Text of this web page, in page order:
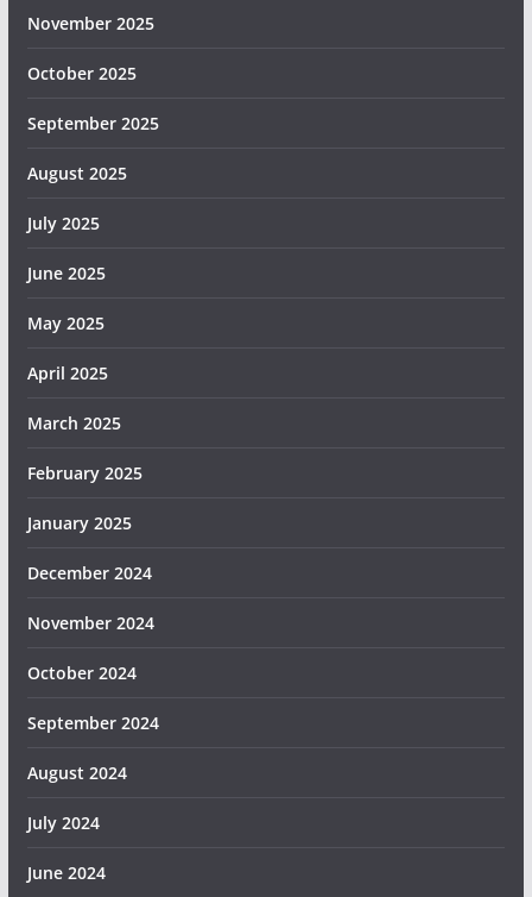
November 2025
October 2025
September 2025
August 2025
July 2025
June 2025
May 2025
April 2025
March 2025
February 2025
January 2025
December 2024
November 2024
October 2024
September 2024
August 2024
July 2024
June 2024